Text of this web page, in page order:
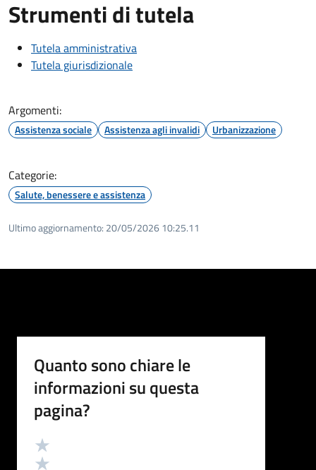
Strumenti di tutela
Tutela amministrativa
Tutela giurisdizionale
Argomenti:
Assistenza sociale Assistenza agli invalidi Urbanizzazione
Categorie:
Salute, benessere e assistenza
Ultimo aggiornamento: 20/05/2026 10:25.11
Quanto sono chiare le
informazioni su questa
pagina?
Valutazione